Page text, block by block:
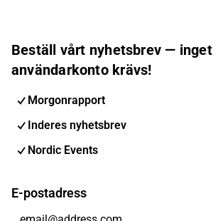
Beställ vårt nyhetsbrev — inget
användarkonto krävs!
Morgonrapport
Inderes nyhetsbrev
Nordic Events
E-postadress